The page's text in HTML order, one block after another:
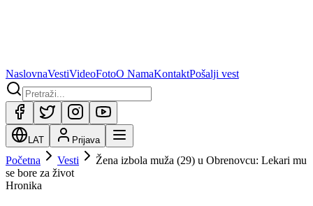
NaslovnaVestiVideoFotoO NamaKontaktPošalji vest
LAT Prijava
Početna Vesti
Žena izbola muža (29) u Obrenovcu: Lekari mu
se bore za život
Hronika